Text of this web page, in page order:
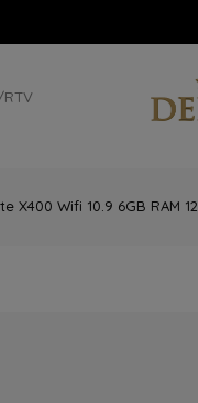
X400 Wifi 10.9 6GB RAM